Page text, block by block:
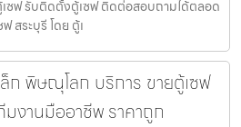
เซฟ รับติดตั้งตู้เซฟ ติดต่อสอบถามได้ตลอด
สระบุรี โดย ตู้เ
ก พิษณุโลก บริการ ขายตู้เซฟ
งานมืออาชีพ ราคาถูก